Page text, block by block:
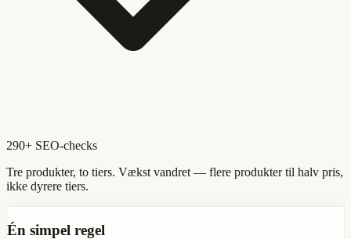
290+ SEO-checks
Tre produkter, to tiers. Vækst vandret — flere produkter til halv pris,
ikke dyrere tiers.
Én simpel regel